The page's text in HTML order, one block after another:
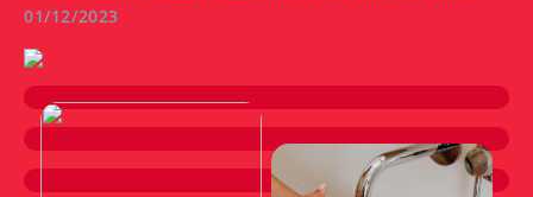
01/12/2023